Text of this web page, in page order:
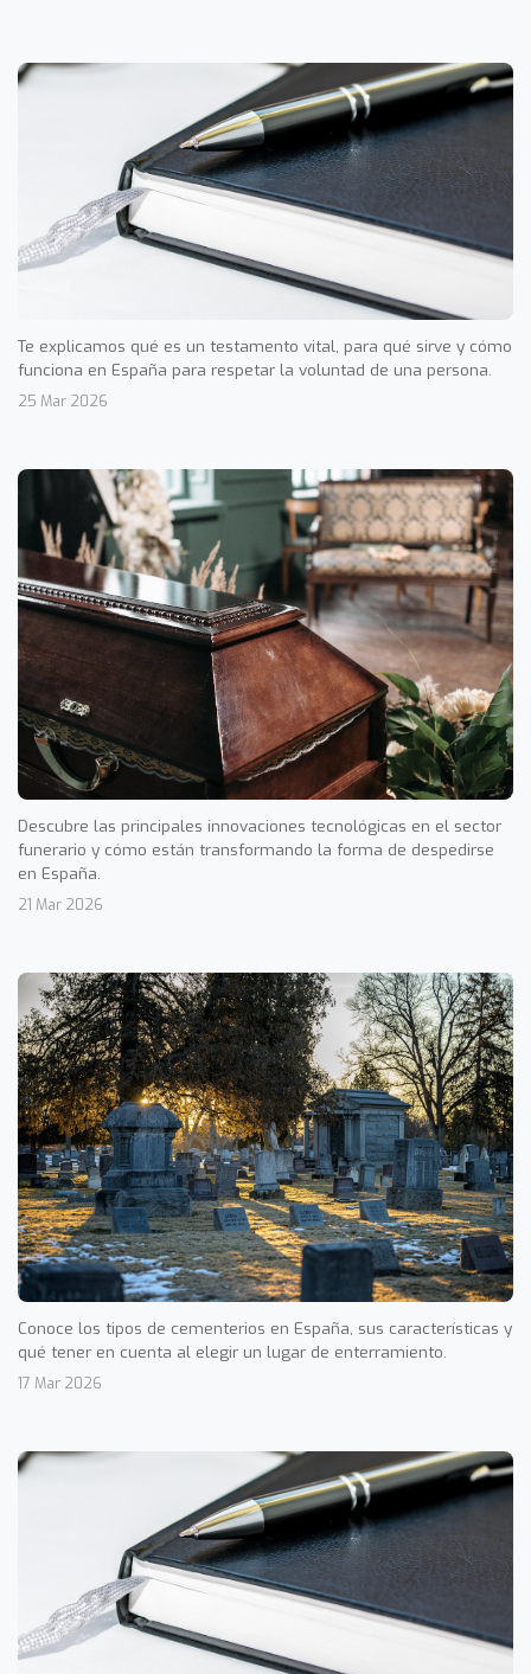
Te explicamos qué es un testamento vital, para qué sirve y cómo
funciona en España para respetar la voluntad de una persona.
25 Mar 2026
Descubre las principales innovaciones tecnológicas en el sector
funerario y cómo están transformando la forma de despedirse
en España.
21 Mar 2026
Conoce los tipos de cementerios en España, sus características y
qué tener en cuenta al elegir un lugar de enterramiento.
17 Mar 2026